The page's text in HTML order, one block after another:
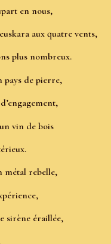
en nous,
aux quatre vents,
plus nombreux.
pays de pierre,
vin de bois
métal rebelle,
sirène éraillée,